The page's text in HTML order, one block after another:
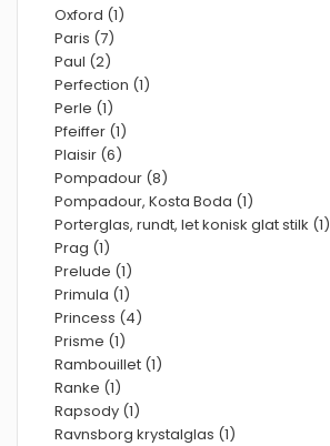
Oxford (1)
Paris (7)
Paul (2)
Perfection (1)
Perle (1)
Pfeiffer (1)
Plaisir (6)
Pompadour (8)
Pompadour, Kosta Boda (1)
Porterglas, rundt, let konisk glat stilk (1)
Prag (1)
Prelude (1)
Primula (1)
Princess (4)
Prisme (1)
Rambouillet (1)
Ranke (1)
Rapsody (1)
Ravnsborg krystalglas (1)